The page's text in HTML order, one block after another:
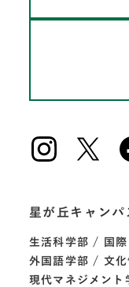
星が丘キャンパ
生活科学部
国
外国語学部
文
現代マネジメント